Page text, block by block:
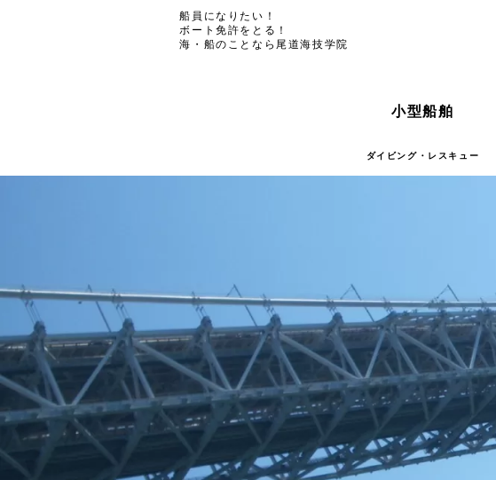
船員になりたい！
ボート免許をとる！
海・船のことなら尾道海技学院
小型船舶
ダイビング・レスキュー
小型船舶
ダイビング・レスキュー